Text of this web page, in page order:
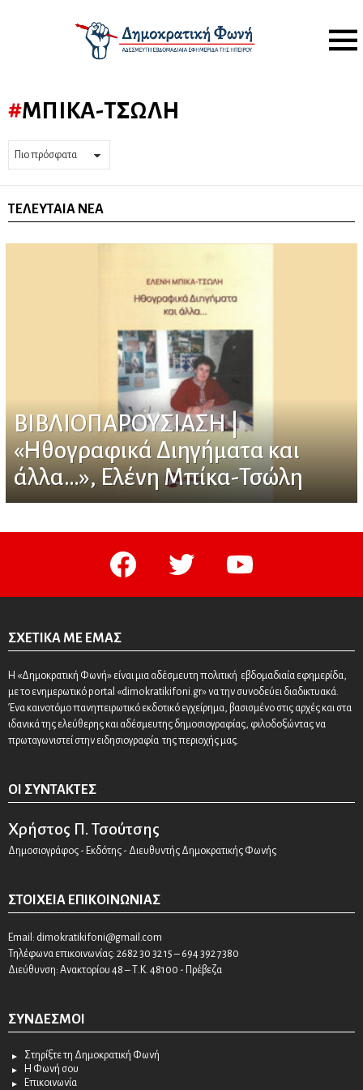
Menu
ΜΠΊΚΑ-ΤΣΏΛΗ
ΤΕΛΕΥΤΑΊΑ ΝΈΑ
ΒΙΒΛΙΟΠΑΡΟΥΣΙΑΣΗ |
«Ηθογραφικά Διηγήματα και
άλλα…», Ελένη Μπίκα-Τσώλη
facebook twitter
ΣΧΕΤΙΚΆ ΜΕ ΕΜΆΣ
Η «Δημοκρατική Φωνή» είναι μια αδέσμευτη πολιτική εβδομαδιαία εφημερίδα,
με το ενημερωτικό portal «dimokratikifoni.gr» να την συνοδεύει διαδικτυακά.
Ένα καινοτόμο πανηπειρωτικό εκδοτικό εγχείρημα, βασισμένο στις αρχές και στα
ιδανικά της ελεύθερης και αδέσμευτης δημοσιογραφίας, φιλοδοξώντας να
πρωταγωνιστεί στην ειδησιογραφία της περιοχής μας.
ΟΙ ΣΥΝΤΆΚΤΕΣ
Χρήστος Π. Τσούτσης
Δημοσιογράφος - Εκδότης - Διευθυντής Δημοκρατικής Φωνής
ΣΤΟΙΧΕΊΑ ΕΠΙΚΟΙΝΩΝΊΑΣ
Email: dimokratikifoni@gmail.com
Τηλέφωνα επικοινωνίας: 2682 30 32 15 – 694 392 7380
Διεύθυνση: Ανακτορίου 48 – Τ.Κ. 48100 - Πρέβεζα
ΣΎΝΔΕΣΜΟΙ
Στηρίξτε τη Δημοκρατική Φωνή
Η Φωνή σου
Επικοινωνία